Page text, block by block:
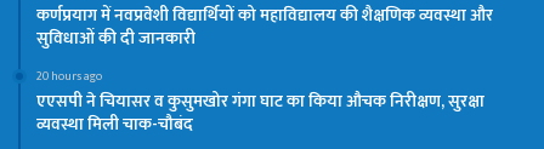
कर्णप्रयाग में नवप्रवेशी विद्यार्थियों को महाविद्यालय की शैक्षणिक व्यवस्था और
सुविधाओं की दी जानकारी
20 hours ago
एएसपी ने चियासर व कुसुमखोर गंगा घाट का किया औचक निरीक्षण, सुरक्षा
व्यवस्था मिली चाक-चौबंद